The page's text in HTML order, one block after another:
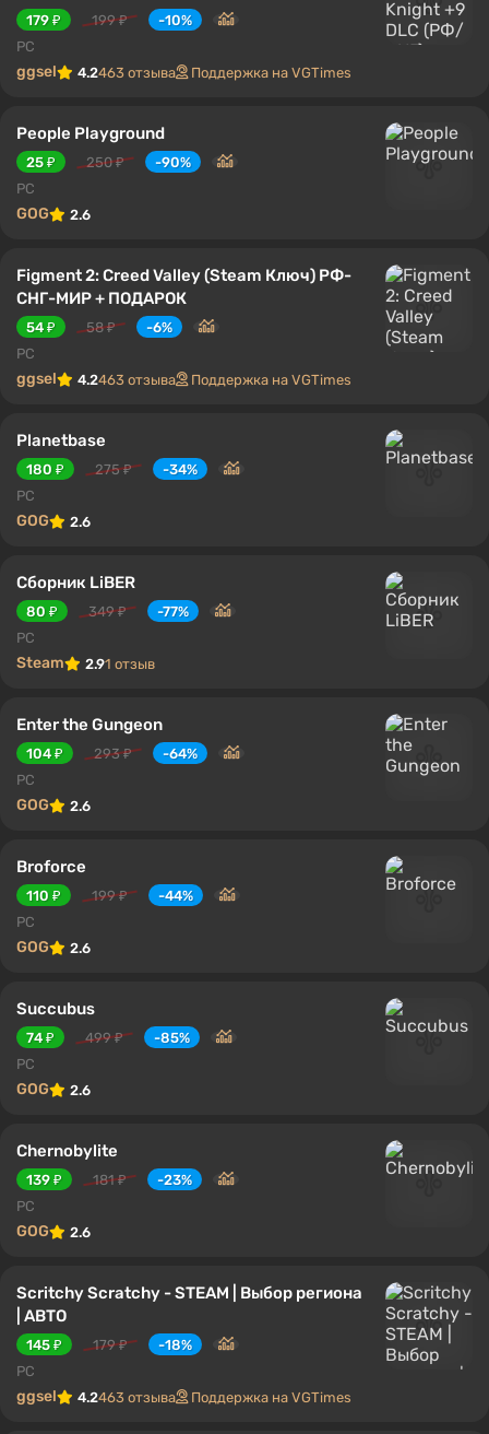
179 ₽ 199 ₽
-10%
PC
ggsel 4.2463 отзыва Поддержка на VGTimes
People Playground
25 ₽ 250 ₽
-90%
PC
GOG 2.6
Figment 2: Creed Valley (Steam Ключ) РФ-
СНГ-МИР + ПОДАРОК
54 ₽ 58 ₽
-6%
PC
ggsel 4.2463 отзыва Поддержка на VGTimes
Planetbase
180 ₽ 275 ₽
-34%
PC
GOG 2.6
Сборник LiBER
80 ₽ 349 ₽
-77%
PC
Steam 2.91 отзыв
Enter the Gungeon
104 ₽ 293 ₽
-64%
PC
GOG 2.6
Broforce
110 ₽ 199 ₽
-44%
PC
GOG 2.6
Succubus
74 ₽ 499 ₽
-85%
PC
GOG 2.6
Chernobylite
139 ₽ 181 ₽
-23%
PC
GOG 2.6
Scritchy Scratchy - STEAM | Выбор региона
| АВТО
145 ₽ 179 ₽
-18%
PC
ggsel 4.2463 отзыва Поддержка на VGTimes